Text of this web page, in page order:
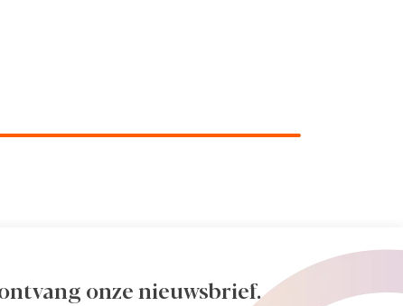
onze nieuwsbrief.